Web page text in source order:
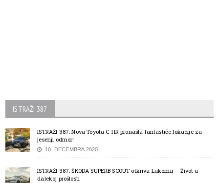
ISTRAŽI 387
ISTRAŽI 387: Nova Toyota C-HR pronašla fantastiče lokacije za
jesenji odmor!
10. DECEMBRA 2020.
ISTRAŽI 387: ŠKODA SUPERB SCOUT otkriva Lukomir – Život u
dalekoj prošlosti